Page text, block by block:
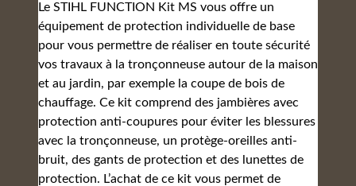
Le STIHL FUNCTION Kit MS vous offre un
équipement de protection individuelle de base
pour vous permettre de réaliser en toute sécurité
vos travaux à la tronçonneuse autour de la maison
et au jardin, par exemple la coupe de bois de
chauffage. Ce kit comprend des jambières avec
protection anti-coupures pour éviter les blessures
avec la tronçonneuse, un protège-oreilles anti-
bruit, des gants de protection et des lunettes de
protection. L’achat de ce kit vous permet de